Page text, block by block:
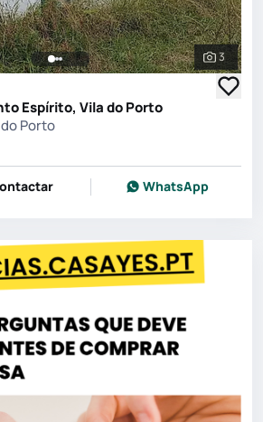
Ver
3
Espírito, Vila do Porto
Porto
WhatsApp